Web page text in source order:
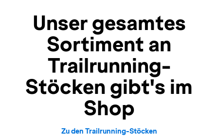
Unser gesamtes
Sortiment an
Trailrunning-
Stöcken gibt's im
Shop
Zu den Trailrunning-Stöcken